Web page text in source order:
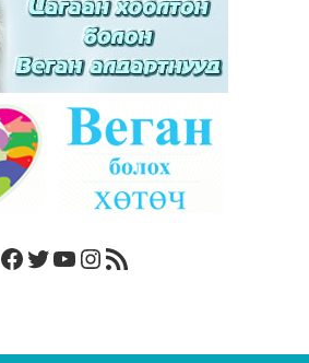
Facebook
Twitter
YouTube
Instagram
RSS Feed